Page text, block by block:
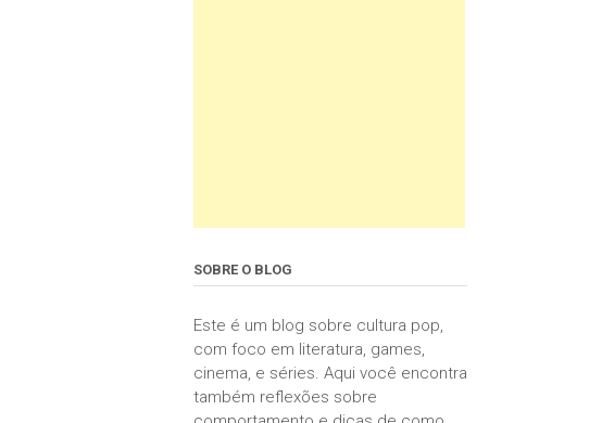
SOBRE O BLOG
Este é um blog sobre cultura pop,
com foco em literatura, games,
cinema, e séries. Aqui você encontra
também reflexões sobre